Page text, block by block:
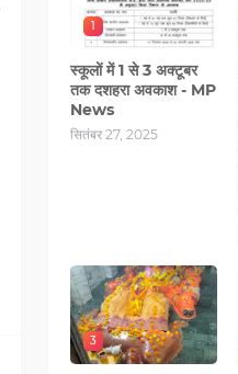
1
स्कूलों में 1 से 3 अक्टूबर
तक दशहरा अवकाश - MP
News
सितंबर 27, 2025
3